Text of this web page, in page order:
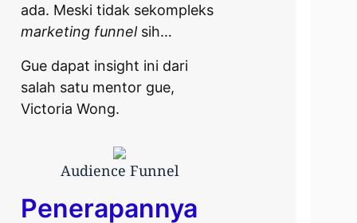
ada. Meski tidak sekompleks
marketing funnelsih…
Gue dapat insight ini dari
salah satu mentor gue,
Victoria Wong.
Audience Funnel
Penerapannya